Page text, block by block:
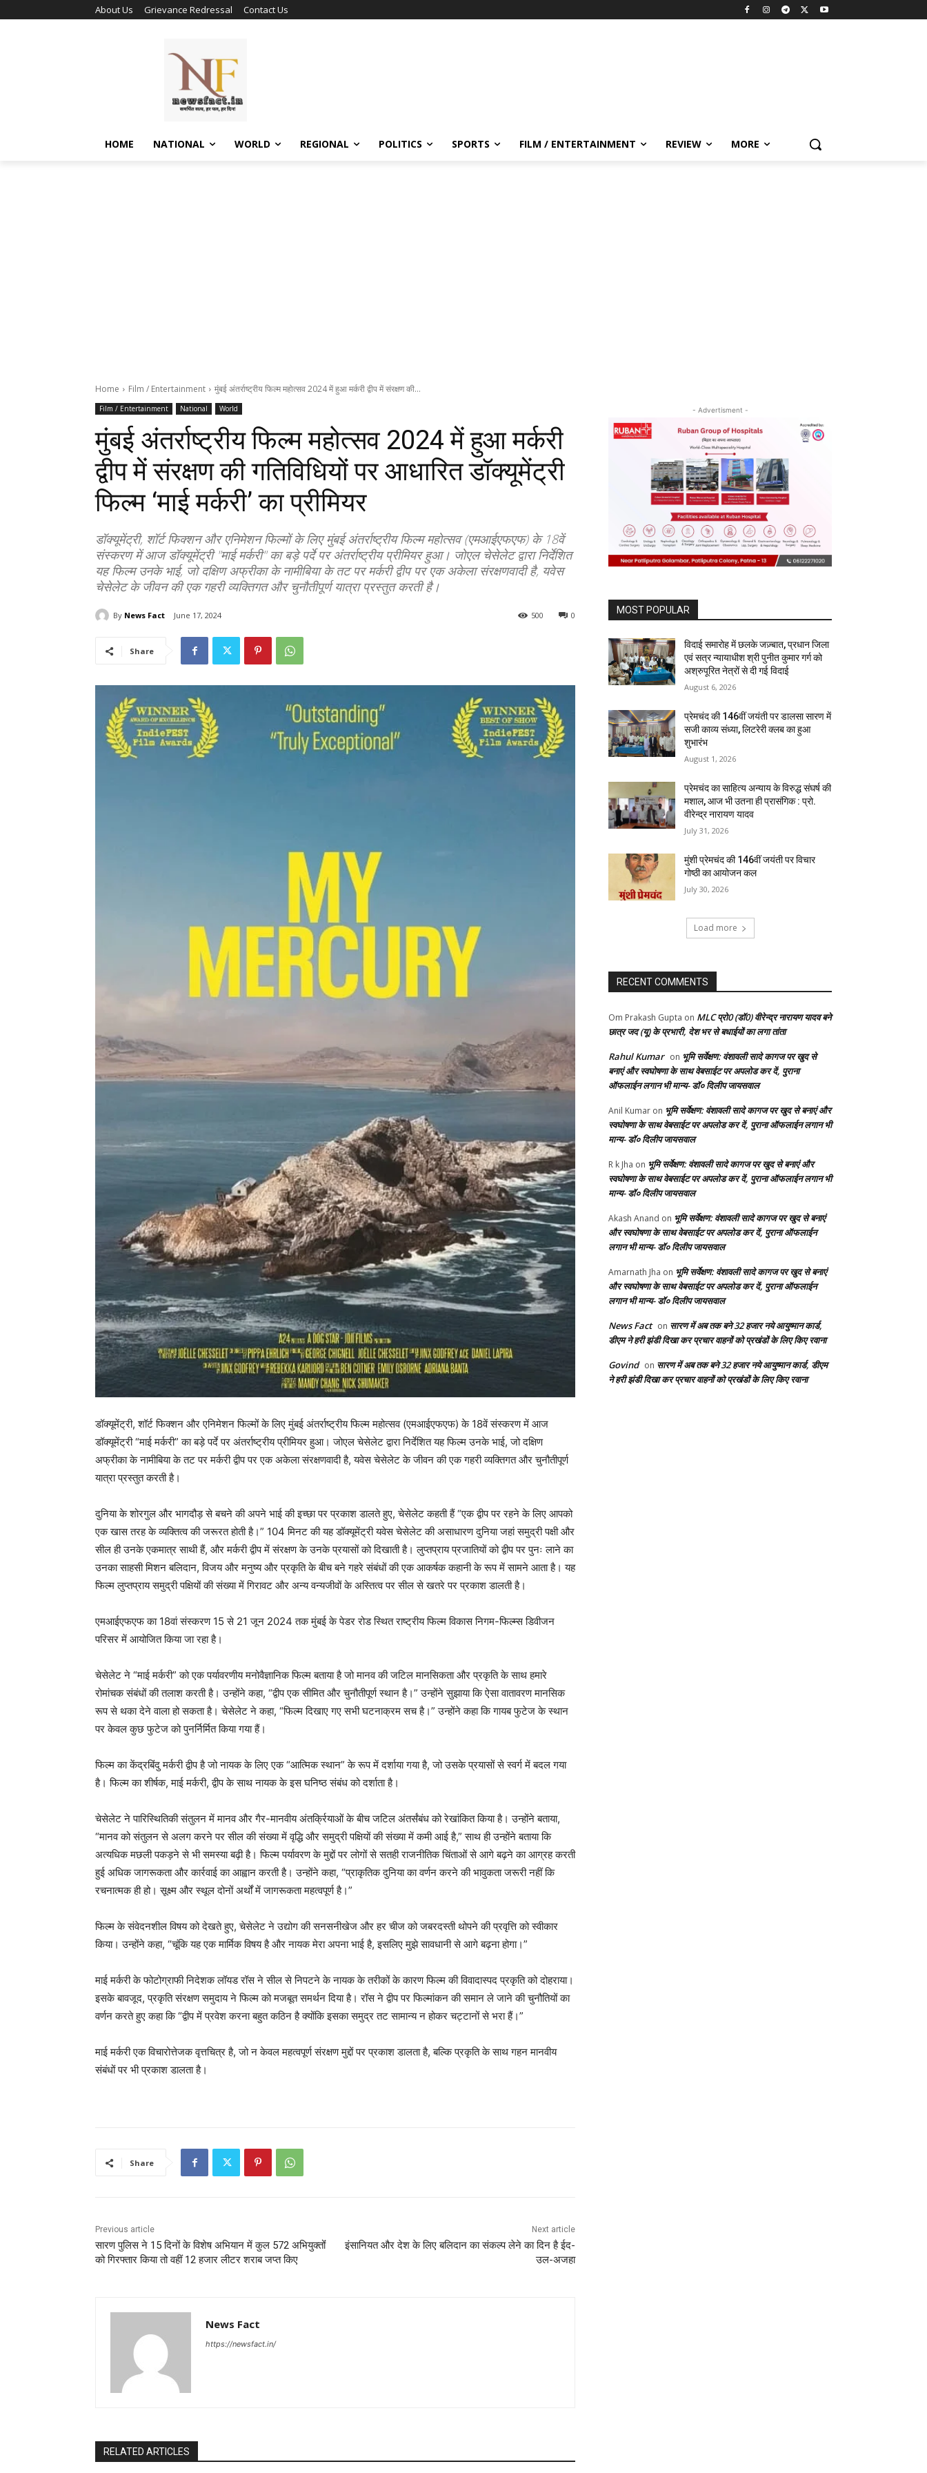
About Us Grievance Redressal Contact Us
HOME NATIONAL WORLD REGIONAL POLITICS SPORTS FILM / ENTERTAINMENT REVIEW MORE
Home Film / Entertainment मुंबई अंतर्राष्ट्रीय फिल्म महोत्सव 2024 में हुआ मर्करी द्वीप में संरक्षण की...
Film / Entertainment National World
मुंबई अंतर्राष्ट्रीय फिल्म महोत्सव 2024 में हुआ मर्करी
द्वीप में संरक्षण की गतिविधियों पर आधारित डॉक्यूमेंट्री
फिल्म ‘माई मर्करी’ का प्रीमियर
डॉक्यूमेंट्री, शॉर्ट फिक्शन और एनिमेशन फिल्मों के लिए मुंबई अंतर्राष्ट्रीय फिल्म महोत्सव (एमआईएफएफ) के 18वें
संस्करण में आज डॉक्यूमेंट्री "माई मर्करी" का बड़े पर्दे पर अंतर्राष्ट्रीय प्रीमियर हुआ। जोएल चेसेलेट द्वारा निर्देशित
यह फिल्म उनके भाई, जो दक्षिण अफ्रीका के नामीबिया के तट पर मर्करी द्वीप पर एक अकेला संरक्षणवादी है, यवेस
चेसेलेट के जीवन की एक गहरी व्यक्तिगत और चुनौतीपूर्ण यात्रा प्रस्तुत करती है।
By News Fact June 17, 2024 0
500
Share
डॉक्यूमेंट्री, शॉर्ट फिक्शन और एनिमेशन फिल्मों के लिए मुंबई अंतर्राष्ट्रीय फिल्म महोत्सव (एमआईएफएफ) के 18वें संस्करण में आज
डॉक्यूमेंट्री “माई मर्करी” का बड़े पर्दे पर अंतर्राष्ट्रीय प्रीमियर हुआ। जोएल चेसेलेट द्वारा निर्देशित यह फिल्म उनके भाई, जो दक्षिण
अफ्रीका के नामीबिया के तट पर मर्करी द्वीप पर एक अकेला संरक्षणवादी है, यवेस चेसेलेट के जीवन की एक गहरी व्यक्तिगत और चुनौतीपूर्ण
यात्रा प्रस्तुत करती है।
दुनिया के शोरगुल और भागदौड़ से बचने की अपने भाई की इच्छा पर प्रकाश डालते हुए, चेसेलेट कहती हैं “एक द्वीप पर रहने के लिए आपको
एक खास तरह के व्यक्तित्व की जरूरत होती है।” 104 मिनट की यह डॉक्यूमेंट्री यवेस चेसेलेट की असाधारण दुनिया जहां समुद्री पक्षी और
सील ही उनके एकमात्र साथी हैं, और मर्करी द्वीप में संरक्षण के उनके प्रयासों को दिखाती है। लुप्तप्राय प्रजातियों को द्वीप पर पुनः लाने का
उनका साहसी मिशन बलिदान, विजय और मनुष्य और प्रकृति के बीच बने गहरे संबंधों की एक आकर्षक कहानी के रूप में सामने आता है। यह
फिल्म लुप्तप्राय समुद्री पक्षियों की संख्या में गिरावट और अन्य वन्यजीवों के अस्तित्व पर सील से खतरे पर प्रकाश डालती है।
एमआईएफएफ का 18वां संस्करण 15 से 21 जून 2024 तक मुंबई के पेडर रोड स्थित राष्ट्रीय फिल्म विकास निगम-फिल्म्स डिवीजन
परिसर में आयोजित किया जा रहा है।
चेसेलेट ने “माई मर्करी” को एक पर्यावरणीय मनोवैज्ञानिक फिल्म बताया है जो मानव की जटिल मानसिकता और प्रकृति के साथ हमारे
रोमांचक संबंधों की तलाश करती है। उन्होंने कहा, “द्वीप एक सीमित और चुनौतीपूर्ण स्थान है।” उन्होंने सुझाया कि ऐसा वातावरण मानसिक
रूप से थका देने वाला हो सकता है। चेसेलेट ने कहा, “फिल्म दिखाए गए सभी घटनाक्रम सच है।” उन्होंने कहा कि गायब फुटेज के स्थान
पर केवल कुछ फुटेज को पुनर्निर्मित किया गया हैं।
फिल्म का केंद्रबिंदु मर्करी द्वीप है जो नायक के लिए एक “आत्मिक स्थान” के रूप में दर्शाया गया है, जो उसके प्रयासों से स्वर्ग में बदल गया
है। फिल्म का शीर्षक, माई मर्करी, द्वीप के साथ नायक के इस घनिष्ठ संबंध को दर्शाता है।
चेसेलेट ने पारिस्थितिकी संतुलन में मानव और गैर-मानवीय अंतर्क्रियाओं के बीच जटिल अंतर्संबंध को रेखांकित किया है। उन्होंने बताया,
“मानव को संतुलन से अलग करने पर सील की संख्या में वृद्धि और समुद्री पक्षियों की संख्या में कमी आई है,” साथ ही उन्होंने बताया कि
अत्यधिक मछली पकड़ने से भी समस्या बढ़ी है। फिल्म पर्यावरण के मुद्दों पर लोगों से सतही राजनीतिक चिंताओं से आगे बढ़ने का आग्रह करती
हुई अधिक जागरूकता और कार्रवाई का आह्वान करती है। उन्होंने कहा, “प्राकृतिक दुनिया का वर्णन करने की भावुकता जरूरी नहीं कि
रचनात्मक ही हो। सूक्ष्म और स्थूल दोनों अर्थों में जागरूकता महत्वपूर्ण है।”
फिल्म के संवेदनशील विषय को देखते हुए, चेसेलेट ने उद्योग की सनसनीखेज और हर चीज को जबरदस्ती थोपने की प्रवृत्ति को स्वीकार
किया। उन्होंने कहा, “चूंकि यह एक मार्मिक विषय है और नायक मेरा अपना भाई है, इसलिए मुझे सावधानी से आगे बढ़ना होगा।”
माई मर्करी के फोटोग्राफी निदेशक लॉयड रॉस ने सील से निपटने के नायक के तरीकों के कारण फिल्म की विवादास्पद प्रकृति को दोहराया।
इसके बावजूद, प्रकृति संरक्षण समुदाय ने फिल्म को मजबूत समर्थन दिया है। रॉस ने द्वीप पर फिल्मांकन की समान ले जाने की चुनौतियों का
वर्णन करते हुए कहा कि “द्वीप में प्रवेश करना बहुत कठिन है क्योंकि इसका समुद्र तट सामान्य न होकर चट्टानों से भरा हैं।”
माई मर्करी एक विचारोत्तेजक वृत्तचित्र है, जो न केवल महत्वपूर्ण संरक्षण मुद्दों पर प्रकाश डालता है, बल्कि प्रकृति के साथ गहन मानवीय
संबंधों पर भी प्रकाश डालता है।
Share
Previous article
सारण पुलिस ने 15 दिनों के विशेष अभियान में कुल 572 अभियुक्तोंं
को गिरफ्तार किया तो वहीं 12 हजार लीटर शराब जप्त किए
Next article
इंसानियत और देश के लिए बलिदान का संकल्प लेने का दिन है ईद-
उल-अजहा
News Fact
https://newsfact.in/
RELATED ARTICLES
- Advertisment -
MOST POPULAR
विदाई समारोह में छलके जज़्बात, प्रधान जिला
एवं सत्र न्यायाधीश श्री पुनीत कुमार गर्ग को
अश्रुपूरित नेत्रों से दी गई विदाई
August 6, 2026
प्रेमचंद की 146वीं जयंती पर डालसा सारण में
सजी काव्य संध्या, लिटरेरी क्लब का हुआ
शुभारंभ
August 1, 2026
प्रेमचंद का साहित्य अन्याय के विरुद्ध संघर्ष की
मशाल, आज भी उतना ही प्रासंगिक : प्रो.
वीरेन्द्र नारायण यादव
July 31, 2026
मुंशी प्रेमचंद की 146वीं जयंती पर विचार
गोष्ठी का आयोजन कल
July 30, 2026
Load more
RECENT COMMENTS
Om Prakash Gupta on MLC प्रो0 (डॉ0) वीरेन्द्र नारायण यादव बने
छात्र जद (यू) के प्रभारी, देश भर से बधाईयों का लगा तांता
Rahul Kumar on भूमि सर्वेक्षण: वंशावली सादे कागज पर खुद से
बनाएं और स्वघोषणा के साथ वेबसाईट पर अपलोड कर दें, पुराना
ऑफलाईन लगान भी मान्य- डॉ० दिलीप जायसवाल
Anil Kumar on भूमि सर्वेक्षण: वंशावली सादे कागज पर खुद से बनाएं और
स्वघोषणा के साथ वेबसाईट पर अपलोड कर दें, पुराना ऑफलाईन लगान भी
मान्य- डॉ० दिलीप जायसवाल
R k Jha on भूमि सर्वेक्षण: वंशावली सादे कागज पर खुद से बनाएं और
स्वघोषणा के साथ वेबसाईट पर अपलोड कर दें, पुराना ऑफलाईन लगान भी
मान्य- डॉ० दिलीप जायसवाल
Akash Anand on भूमि सर्वेक्षण: वंशावली सादे कागज पर खुद से बनाएं
और स्वघोषणा के साथ वेबसाईट पर अपलोड कर दें, पुराना ऑफलाईन
लगान भी मान्य- डॉ० दिलीप जायसवाल
Amarnath Jha on भूमि सर्वेक्षण: वंशावली सादे कागज पर खुद से बनाएं
और स्वघोषणा के साथ वेबसाईट पर अपलोड कर दें, पुराना ऑफलाईन
लगान भी मान्य- डॉ० दिलीप जायसवाल
News Fact on सारण में अब तक बने 32 हजार नये आयुष्मान कार्ड,
डीएम ने हरी झंडी दिखा कर प्रचार वाहनों को प्रखंडों के लिए किए रवाना
Govind on सारण में अब तक बने 32 हजार नये आयुष्मान कार्ड, डीएम
ने हरी झंडी दिखा कर प्रचार वाहनों को प्रखंडों के लिए किए रवाना